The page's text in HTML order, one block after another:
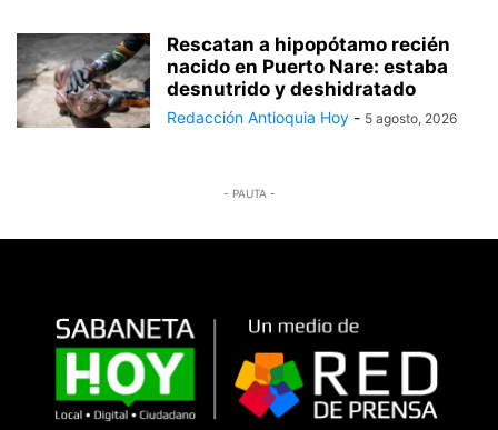
Rescatan a hipopótamo recién
nacido en Puerto Nare: estaba
desnutrido y deshidratado
Redacción Antioquia Hoy - 5 agosto, 2026
- PAUTA -